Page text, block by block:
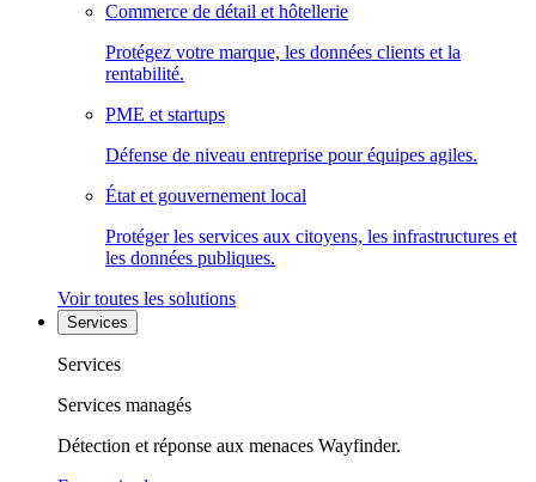
Commerce de détail et hôtellerie
Protégez votre marque, les données clients et la
rentabilité.
PME et startups
Défense de niveau entreprise pour équipes agiles.
État et gouvernement local
Protéger les services aux citoyens, les infrastructures et
les données publiques.
Voir toutes les solutions
Services
Services
Services managés
Détection et réponse aux menaces Wayfinder.